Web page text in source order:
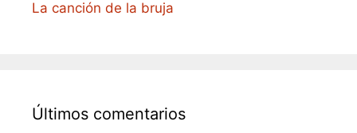
La canción de la bruja
Últimos comentarios